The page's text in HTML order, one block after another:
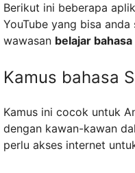
Berikut ini beberapa
YouTube yang bisa
wawasan belajar bahasa
Kamus bahasa
Kamus ini cocok untuk
dengan kawan-kawan
perlu akses internet